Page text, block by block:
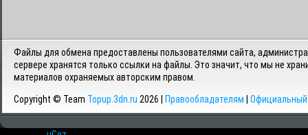
Файлы для обмена предоставлены пользователями сайта,
сервере хранятся только ссылки на файлы. Это значит, что мы не
материалов охраняемых авторским правом.
Copyright © Team Topup.3dn.ru 2026 | Правообладателям Официальный